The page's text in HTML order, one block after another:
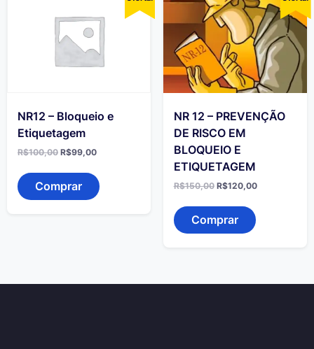
NR12 – Bloqueio e
Etiquetagem
R$100,00 O
original
era:
R$100,00.
R$99,00O
é:
R$99,00.
Comprar
NR 12 – PREVENÇÃO
DE RISCO EM
BLOQUEIO E
ETIQUETAGEM
R$150,00 O
original
era:
R$150,00.
R$120,00O
Comprar